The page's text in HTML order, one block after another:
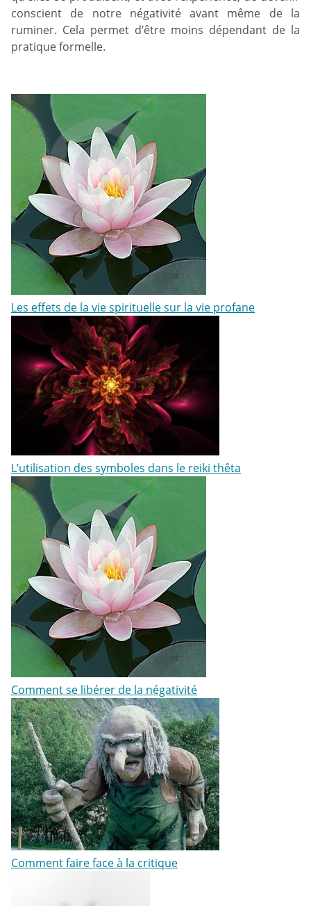
conscient de notre négativité avant même de la
ruminer. Cela permet d’être moins dépendant de la
pratique formelle.
Les effets de la vie spirituelle sur la vie profane
L’utilisation des symboles dans le reiki thêta
Comment se libérer de la négativité
Comment faire face à la critique